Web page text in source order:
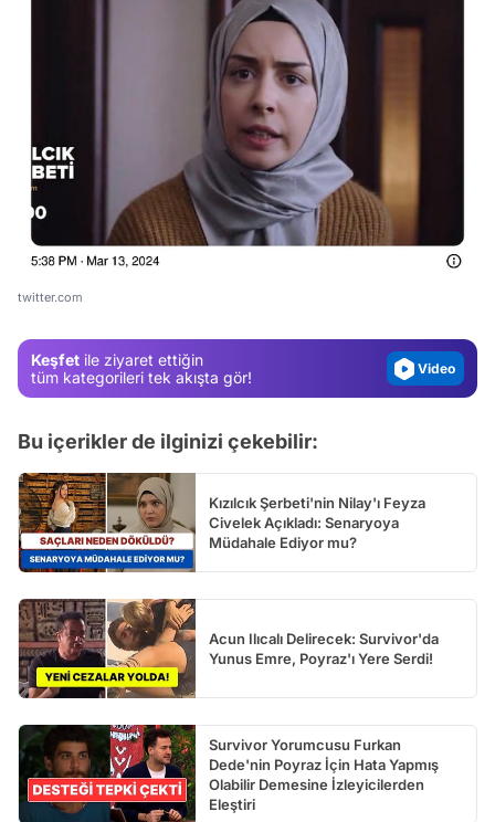
twitter.com
Keşfet ile ziyaret ettiğin
tüm kategorileri tek akışta gör!
Test
Video
Bu içerikler de ilginizi çekebilir:
Kızılcık Şerbeti'nin Nilay'ı Feyza
Civelek Açıkladı: Senaryoya
Müdahale Ediyor mu?
Acun Ilıcalı Delirecek: Survivor'da
Yunus Emre, Poyraz'ı Yere Serdi!
Survivor Yorumcusu Furkan
Dede'nin Poyraz İçin Hata Yapmış
Olabilir Demesine İzleyicilerden
Eleştiri